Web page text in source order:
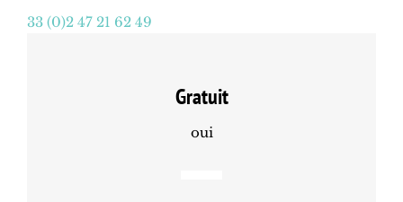
33 (0)2 47 21 62 49
Gratuit
oui